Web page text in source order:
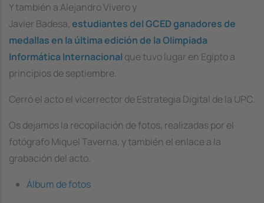
Y también a Alejandro Vivero y
Javier Badesa, estudiantes del GCED ganadores de
medallas en la última edición de la Olimpiada
Informática Internacional que tuvo lugar en Egipto a
principios de septiembre.
Cerró el acto el vicerrector de Estrategia Digital de la UPC.
Os dejamos la recopilación de fotos, realizadas por el
fotógrafo Miquel Taverna, y también el enlace a la
grabación del acto.
Álbum de fotos